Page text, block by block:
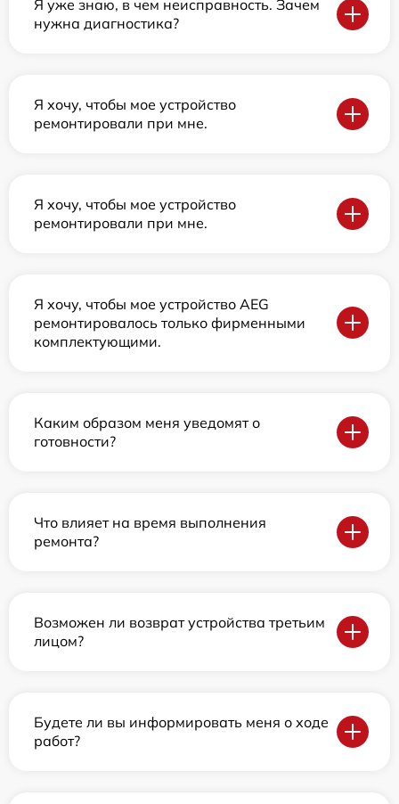
Я уже знаю, в чем неисправность. Зачем
нужна диагностика?
Я хочу, чтобы мое устройство
ремонтировали при мне.
Я хочу, чтобы мое устройство
ремонтировали при мне.
Я хочу, чтобы мое устройство AEG
ремонтировалось только фирменными
комплектующими.
Каким образом меня уведомят о
готовности?
Что влияет на время выполнения
ремонта?
Возможен ли возврат устройства третьим
лицом?
Будете ли вы информировать меня о ходе
работ?